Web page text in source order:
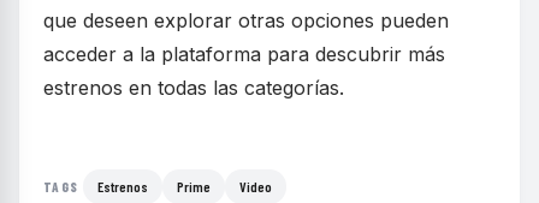
que deseen explorar otras opciones pueden
acceder a la plataforma para descubrir más
estrenos en todas las categorías.
TAGS Estrenos Prime Video